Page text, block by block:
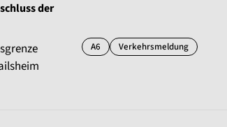
der
A6 Verkehrsmeldung